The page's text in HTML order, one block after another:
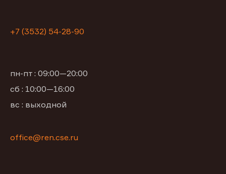
+7 (3532) 54-28-90
пн-пт : 09:00—20:00
сб : 10:00—16:00
вс : выходной
office@ren.cse.ru